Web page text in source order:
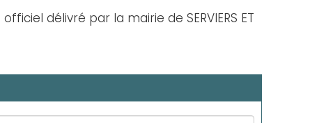
délivré par la mairie de SERVIERS ET